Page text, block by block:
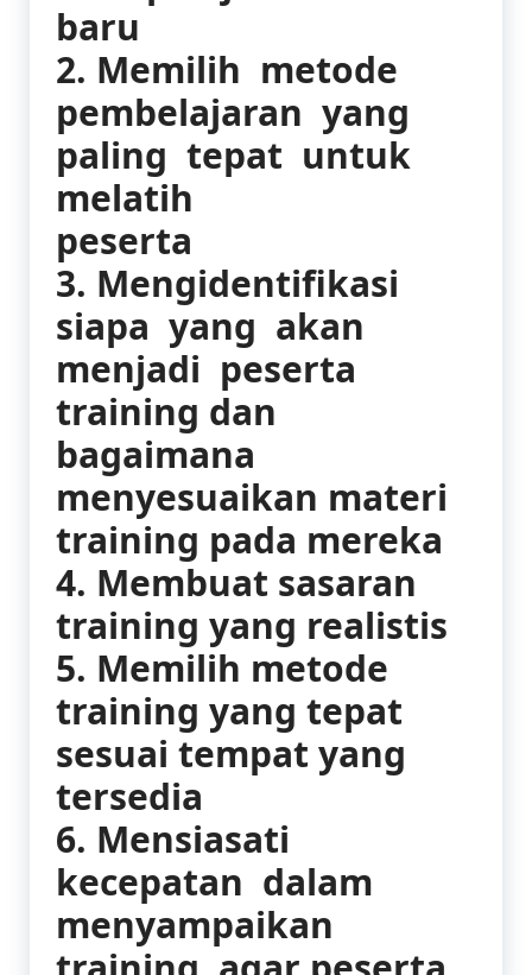
baru
2. Memilih metode
pembelajaran yang
paling tepat untuk
melatih
peserta
3. Mengidentifikasi
siapa yang akan
menjadi peserta
training dan
bagaimana
menyesuaikan materi
training pada mereka
4. Membuat sasaran
training yang realistis
5. Memilih metode
training yang tepat
sesuai tempat yang
tersedia
6. Mensiasati
kecepatan dalam
menyampaikan